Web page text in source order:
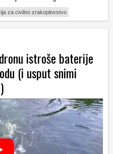
za civilno zrakoplovstvo
istroše baterije
(i usput snimi